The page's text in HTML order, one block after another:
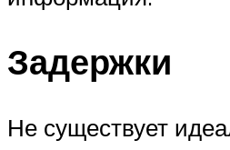
Задержки
Не существует